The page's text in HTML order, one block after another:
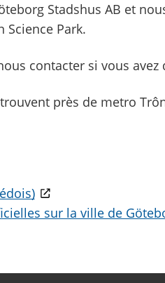
Stadshus AB et
Science Park.
contacter si vous avez
près de metro
sur la ville de